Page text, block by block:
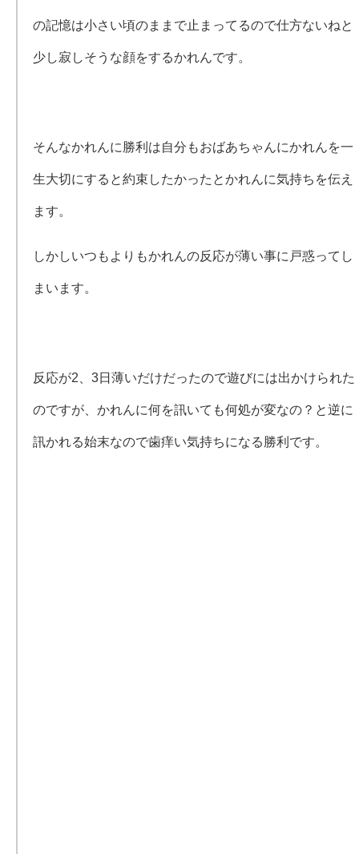
の記憶は小さい頃のままで止まってるので仕方ないねと
少し寂しそうな顔をするかれんです。
そんなかれんに勝利は自分もおばあちゃんにかれんを一
生大切にすると約束したかったとかれんに気持ちを伝え
ます。
しかしいつもよりもかれんの反応が薄い事に戸惑ってし
まいます。
反応が2、3日薄いだけだったので遊びには出かけられた
のですが、かれんに何を訊いても何処が変なの？と逆に
訊かれる始末なので歯痒い気持ちになる勝利です。